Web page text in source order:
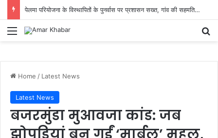
पेलमा परियोजना के विस्थापितों के पुनर्वास पर प्रशासन सख्त, गांव की सहमति से तय होगा नया ठिकाना
Menu
Home / Latest News
Latest News
बजरमुंडा मुआवजा कांड: जब